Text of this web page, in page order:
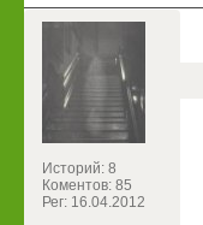
Историй: 8
Коментов: 85
Рег: 16.04.2012